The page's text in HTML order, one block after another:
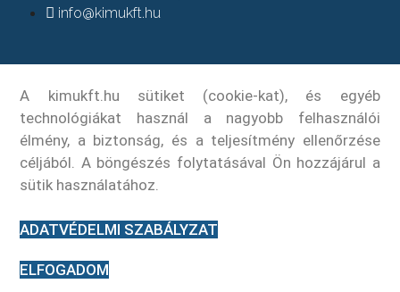
info@kimukft.hu
A kimukft.hu sütiket (cookie-kat), és egyéb
technológiákat használ a nagyobb felhasználói
élmény, a biztonság, és a teljesítmény ellenőrzése
céljából. A böngészés folytatásával Ön hozzájárul a
sütik használatához.
ADATVÉDELMI SZABÁLYZAT
ELFOGADOM